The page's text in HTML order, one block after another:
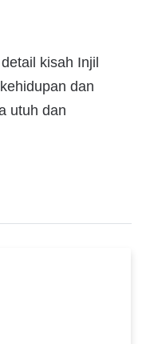
kisah Injil
dan
utuh dan